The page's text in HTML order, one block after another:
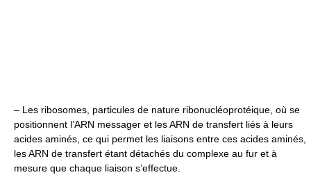
– Les ribosomes, particules de nature ribonucléoprotéique, où se
positionnent l’ARN messager et les ARN de transfert liés à leurs
acides aminés, ce qui permet les liaisons entre ces acides aminés,
les ARN de transfert étant détachés du complexe au fur et à
mesure que chaque liaison s’effectue.